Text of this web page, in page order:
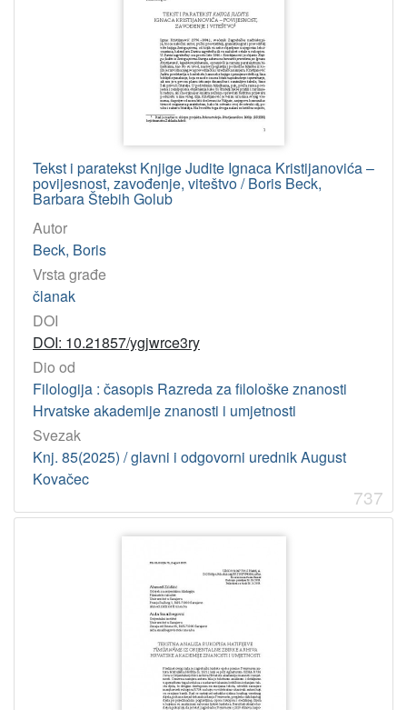
Tekst i paratekst Knjige Judite Ignaca Kristijanovića –
povijesnost, zavođenje, viteštvo / Boris Beck,
Barbara Štebih Golub
Autor
Beck, Boris
Vrsta građe
članak
DOI
DOI: 10.21857/ygjwrce3ry
Dio od
Filologija : časopis Razreda za filološke znanosti
Hrvatske akademije znanosti i umjetnosti
Svezak
Knj. 85(2025) / glavni i odgovorni urednik August
Kovačec
737